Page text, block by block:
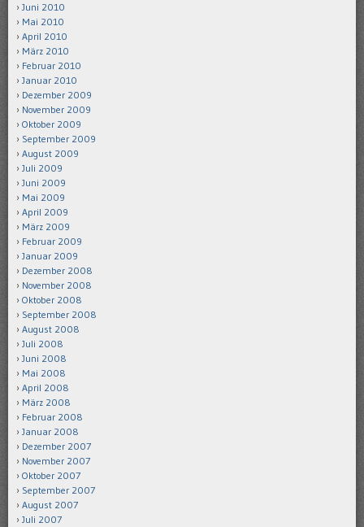
Juni 2010
Mai 2010
April 2010
März 2010
Februar 2010
Januar 2010
Dezember 2009
November 2009
Oktober 2009
September 2009
August 2009
Juli 2009
Juni 2009
Mai 2009
April 2009
März 2009
Februar 2009
Januar 2009
Dezember 2008
November 2008
Oktober 2008
September 2008
August 2008
Juli 2008
Juni 2008
Mai 2008
April 2008
März 2008
Februar 2008
Januar 2008
Dezember 2007
November 2007
Oktober 2007
September 2007
August 2007
Juli 2007